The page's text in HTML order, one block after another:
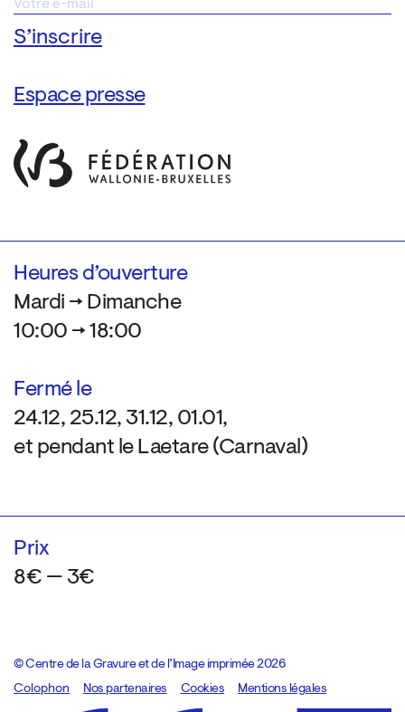
Espace presse
Heures d’ouverture
Mardi → Dimanche
10:00 → 18:00
Fermé le
24.12, 25.12, 31.12, 01.01,
et pendant le Laetare (Carnaval)
Prix
8€ — 3€
© Centre de la Gravure et de l’Image imprimée 2026
Colophon
Design:Marcel Kaczmarek, code:8080.studio
Nos partenaires Cookies Mentions légales